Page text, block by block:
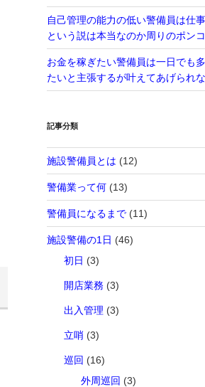
自己管理の能力の低い警備員は仕
という説は本当なのか周りのポン
お金を稼ぎたい警備員は一日でも
たいと主張するが叶えてあげられ
記事分類
施設警備員とは (12)
警備業って何(13)
警備員になるまで(11)
施設警備の1日 (46)
初日 (3)
開店業務 (3)
出入管理 (3)
立哨 (3)
巡回 (16)
外周巡回 (3)